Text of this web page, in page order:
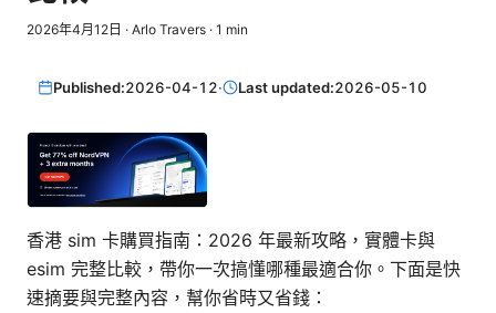
2026年4月12日 · Arlo Travers · 1 min
Published:2026-04-12· Last updated:2026-05-10
香港 sim 卡購買指南：2026 年最新攻略，實體卡與
esim 完整比較，帶你一次搞懂哪種最適合你。下面是快
速摘要與完整內容，幫你省時又省錢：